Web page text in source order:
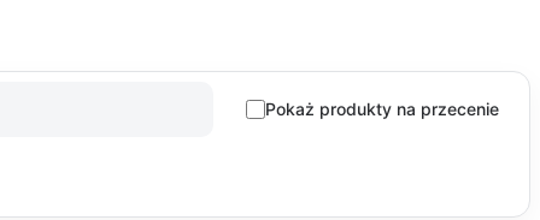
Pokaż produkty na przecenie